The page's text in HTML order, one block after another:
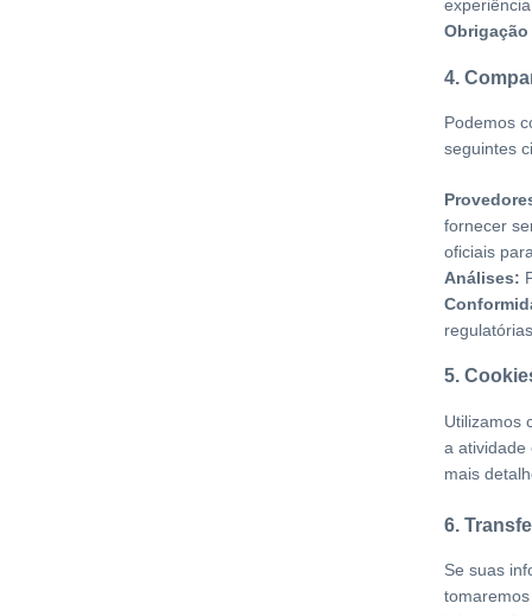
4.
Podemos
seguintes
fornecer
oficiais
Análises:
5.
Utilizamos
a atividade
mais
6.
Se suas